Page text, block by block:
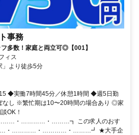
事務
多数！家庭と両立可◎【001】
ィス
」より徒歩5分
◆実働7時間45分／休憩1時間 ◆週5日勤
なし ※繁忙期は10〜20時間の場合あり ◎家
OK！
・…………・………┓ この求人のおす
・…………・…………・………┛ ★大手企